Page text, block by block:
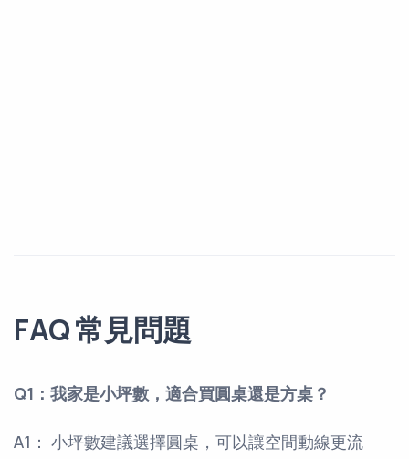
FAQ 常見問題
Q1：我家是小坪數，適合買圓桌還是方桌？
A1： 小坪數建議選擇圓桌，可以讓空間動線更流